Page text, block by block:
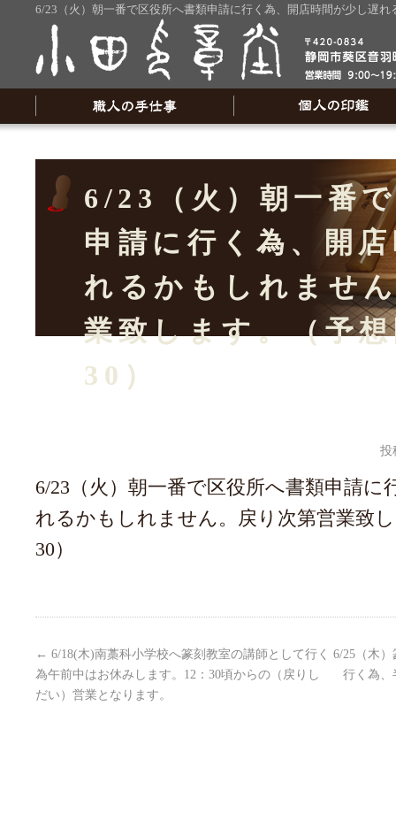
6/23（火）朝一番で区役所へ書類申請に行く為、開店時間が少し遅
6/23（火）朝一番
申請に行く為、開
れるかもしれませ
業致します。（予
30）
投
6/23（火）朝一番で区役所へ書類申請に
れるかもしれません。戻り次第営業致
30）
← 6/18(木)南藁科小学校へ篆刻教室の講師として行く
為午前中はお休みします。12：30頃からの（戻りし
だい）営業となります。
6/25（木
行く為、